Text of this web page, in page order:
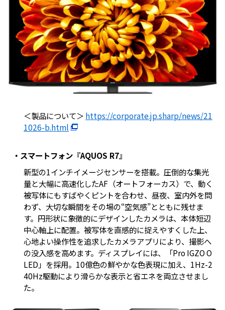
＜製品について＞ https://corporate.jp.sharp/news/21
1026-b.html
・スマートフォン『AQUOS R7』
新型の1インチイメージセンサーを搭載。圧倒的な集光
量と大幅に高速化したAF（オートフォーカス）で、動く
被写体にもすばやくピントを合わせ、昼夜、室内外を問
わず、大切な瞬間をその場の“空気感”とともに残せま
す。円形状に象徴的にデザインしたカメラは、本体短辺
中心軸上に配置。被写体を直感的に捉えやすくした上、
心地よい操作性を追求したカメラアプリにより、撮影へ
の没入感を高めます。ディスプレイには、「Pro IGZO O
LED」を採用。10億色の鮮やかな色表現に加え、1Hz-2
40Hz駆動により滑らかな表示と省エネを両立させまし
た。